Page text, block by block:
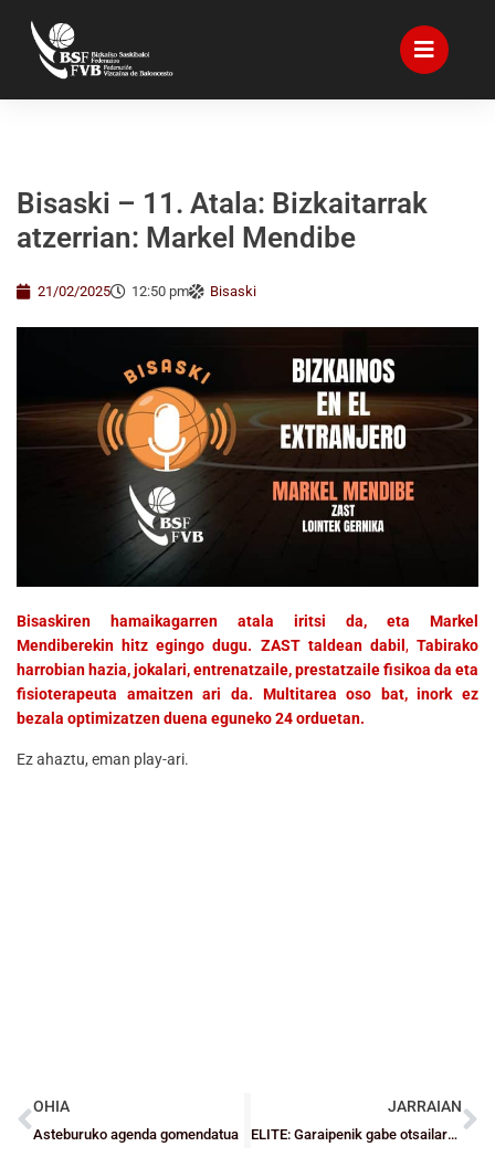
Bisaski – 11. Atala: Bizkaitarrak
atzerrian: Markel Mendibe
21/02/2025 12:50 pm Bisaski
Bisaskiren hamaikagarren atala iritsi da, eta Markel
Mendiberekin hitz egingo dugu. ZAST taldean dabil ,Tabirako
harrobian hazia, jokalari, entrenatzaile, prestatzaile fisikoa da eta
fisioterapeuta amaitzen ari da. Multitarea oso bat, inork ez
bezala optimizatzen duena eguneko 24 orduetan.
Ez ahaztu, eman play-ari.
OHIA
Asteburuko agenda gomendatua
JARRAIAN
ELITE: Garaipenik gabe otsailaren azken asteburuan